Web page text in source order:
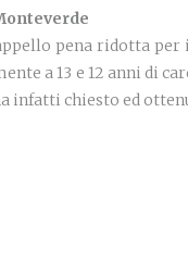
pena ridotta
a 13 e 12 anni di
infatti chiesto ed